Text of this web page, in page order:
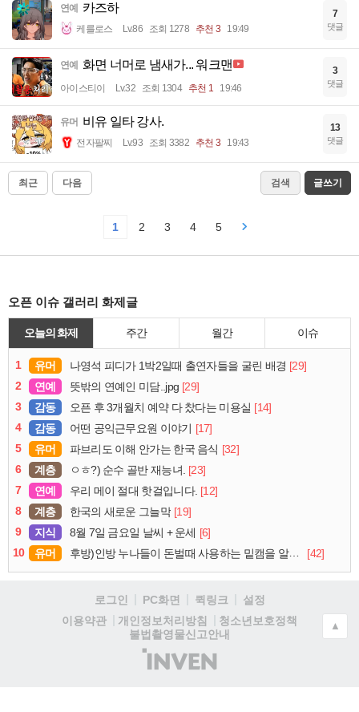
연예 카즈하
케를로스 Lv.86 조회 1278 추천 3 19:49
7
댓글
연예 화면 너머로 냄새가... 워크맨
아이스티이 Lv.32 조회 1304 추천 1 19:46
3
댓글
유머 비유 일타 강사.
전자팔찌 Lv.93 조회 3382 추천 3 19:43
13
댓글
최근 다음 검색 글쓰기
1 2 3 4 5
오픈 이슈 갤러리 화제글
오늘의 화제 주간 월간 이슈
1 유머 나영석 피디가 1박2일때 출연자들을 굴린 배경 [29]
2
연예 뜻밖의 연예인 미담..jpg [29]
3
감동 오픈 후 3개월치 예약 다 찼다는 미용실 [14]
4
감동 어떤 공익근무요원 이야기
[17]
5
유머 파브리도 이해 안가는 한국 음식 [32]
6
계층 ㅇㅎ?) 순수 골반 재능녀. [23]
7
연예 우리 메이 절대 핫걸입니다. [12]
8
계층 한국의 새로운 그늘막 [19]
9
지식 8월 7일 금요일 날씨 + 운세
[6]
10
유머 후방)인방 누나들이 돈벌때 사용하는 밑캠을 알아보자 [42]
로그인 PC화면 퀵링크
설정
이용약관
개인정보처리방침
청소년보호정책
불법촬영물신고안내
(주)
인
▲